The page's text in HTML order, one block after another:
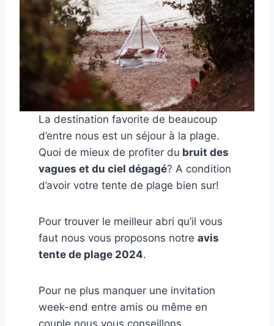
La destination favorite de beaucoup
d’entre nous est un séjour à la plage.
Quoi de mieux de profiter du bruit des
vagues et du ciel dégagé? A condition
d’avoir votre tente de plage bien sur!
Pour trouver le meilleur abri qu’il vous
faut nous vous proposons notre avis
tente de plage 2024.
Pour ne plus manquer une invitation
week-end entre amis ou même en
couple nous vous conseillons